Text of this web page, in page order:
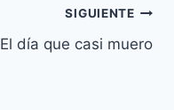
SIGUIENTE
El día que casi muero